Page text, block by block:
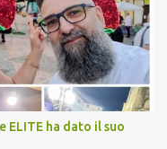
non preparo
fine anno organizzato dai
idea! Cuocapercaso :
e tirare le somme…
grande convivialità!
bene, funziona spesso da
spesso l’ambiente
ELITE ha dato il suo